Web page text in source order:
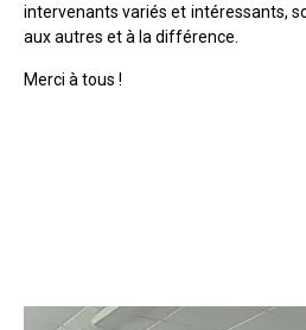
intervenants variés et intéressants,
aux autres et à la différence.
Merci à tous !